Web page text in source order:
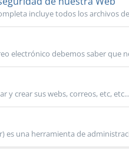
incluye todos los archivos
electrónico debemos saber que
y crear sus webs, correos, etc,
es una herramienta de